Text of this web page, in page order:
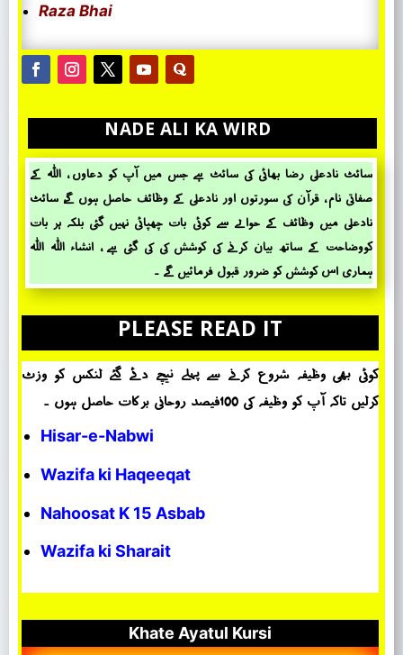
Raza Bhai
NADE ALI KA WIRD
سائٹ نادعلی رضا بھائی کی سائٹ ہے جس میں آپ کو دعاوں ، اللہ کے
صفاتی نام ، قرآن کی سورتوں اور نادعلی کے وظائف حاصل ہوں گے، سائٹ
نادعلی میں وظائف کے حؤالے سے کوئی بات چھپائی نہیں گئی بلکہ ہر بات
کووضاحت کے ساتھ بیان کرنے کی کوشش کی کی گئی ہے ، انشاء اللہ اللہ
ہماری اس کوشش کو ضرور قبول فرمائیں گے ۔
PLEASE READ IT
کوئی بھی وظیفہ شروع کرنے سے پہلے نیچے دئے گئے لنکس کو وزٹ
کرلیں تاکہ آپ کو وظیفہ کی 100فیصد روحانی برکات حاصل ہوں ۔
Hisar-e-Nabwi
Wazifa ki Haqeeqat
Nahoosat K 15 Asbab
Wazifa ki Sharait
Khate Ayatul Kursi